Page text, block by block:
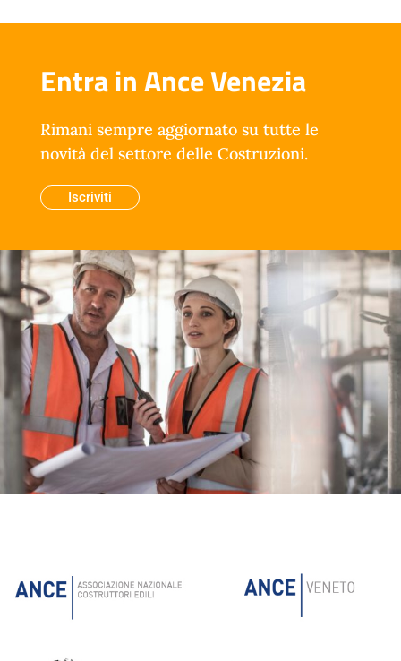
Entra in Ance Venezia
Rimani sempre aggiornato su tutte le
novità del settore delle Costruzioni.
Iscriviti